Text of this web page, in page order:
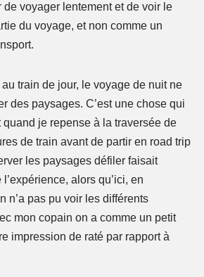
de voyager lentement et de voir le
du voyage, et non comme un
train de jour, le voyage de nuit ne
des paysages. C’est une chose qui
quand je repense à la traversée de
de train avant de partir en road trip
les paysages défiler faisait
alors qu’ici, en
n’a pas pu voir les différents
mon copain on a comme un petit
impression de raté par rapport à